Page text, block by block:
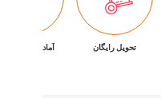
آماده تحویل فوری تحویل رایگان